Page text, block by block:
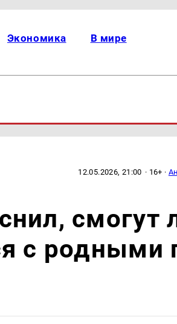
Экономика В мире
12.05.2026, 21:00 · 16+ ·
смогут
с родными